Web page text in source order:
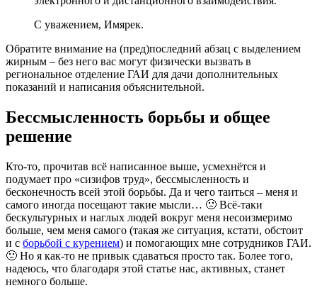
С уважением, Имярек.
Обратите внимание на (пред)последний абзац с выделением
жирным – без него вас могут физически вызвать в
региональное отделение ГАИ для дачи дополнительных
показаний и написания объяснительной.
Бессмысленность борьбы и общее
решение
Кто-то, прочитав всё написанное выше, усмехнётся и
подумает про «сизифов труд», бессмысленность и
бесконечность всей этой борьбы. Да и чего таиться – меня и
самого иногда посещают такие мысли… 🙁 Всё-таки
бескультурных и наглых людей вокруг меня несоизмеримо
больше, чем меня самого (такая же ситуация, кстати, обстоит
и с борьбой с курением) и помогающих мне сотрудников ГАИ.
🙁 Но я как-то не привык сдаваться просто так. Более того,
надеюсь, что благодаря этой статье нас, активных, станет
немного больше.